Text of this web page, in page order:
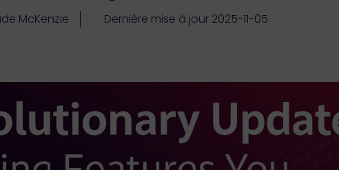
McKenzie Dernière mise à jour 2025-11-05